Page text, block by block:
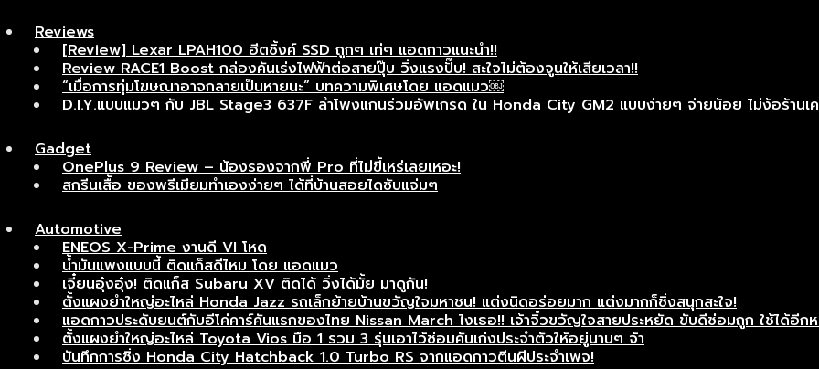
Reviews
[Review] Lexar LPAH100 ฮีตซิ้งค์ SSD ถูกๆ เท่ๆ แอดกาวแนะนำ!!
Review RACE1 Boost กล่องคันเร่งไฟฟ้าต่อสายปุ๊บ วิ่งแรงปั๊บ! สะใจไม่ต้องจูนให้เสียเวลา!!
“เมื่อการทุ่มโฆษณาอาจกลายเป็นหายนะ” บทความพิเศษโดย แอดแมว￼
D.I.Y.แบบแมวๆ กับ JBL Stage3 637F ลำโพงแกนร่วมอัพเกรด ใน Honda City GM2 แบบง่ายๆ จ่ายน้อย ไม่ง้อร้านเ
Gadget
OnePlus 9 Review – น้องรองจากพี่ Pro ที่ไม่ขี้เหร่เลยเหอะ!
สกรีนเสื้อ ของพรีเมียมทำเองง่ายๆ ได้ที่บ้านสอยไดซับแจ่มๆ
Automotive
ENEOS X-Prime งานดี VI โหด
น้ำมันแพงแบบนี้ ติดแก็สดีไหม โดย แอดแมว
เจี๋ยนอุ๋งอุ๋ง! ติดแก็ส Subaru XV ติดได้ วิ่งได้มั้ย มาดูกัน!
ตั้งแผงยำใหญ่อะไหล่ Honda Jazz รถเล็กย้ายบ้านขวัญใจมหาชน! แต่งนิดอร่อยมาก แต่งมากก็ซิ่งสนุกสะใจ!
แอดกาวประดับยนต์กับอีโค่คาร์คันแรกของไทย Nissan March ไงเธอ!! เจ้าจิ๋วขวัญใจสายประหยัด ขับดีซ่อมถูก ใช้ได้อีก
ตั้งแผงยำใหญ่อะไหล่ Toyota Vios มือ 1 รวม 3 รุ่นเอาไว้ซ่อมคันเก่งประจำตัวให้อยู่นานๆ จ้า
บันทึกการซิ่ง Honda City Hatchback 1.0 Turbo RS จากแอดกาวตีนผีประจำเพจ!